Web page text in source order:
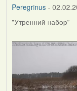
Peregrinus-
"Утренний набор"